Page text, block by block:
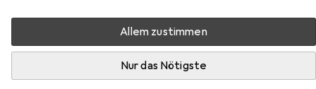
Allem zustimmen
Nur das Nötigste
Beliebt Buchfolie Schreibtisch Accessoire